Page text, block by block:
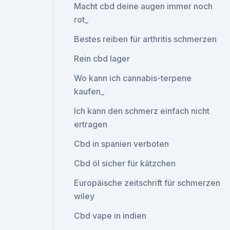
Macht cbd deine augen immer noch
rot_
Bestes reiben für arthritis schmerzen
Rein cbd lager
Wo kann ich cannabis-terpene
kaufen_
Ich kann den schmerz einfach nicht
ertragen
Cbd in spanien verboten
Cbd öl sicher für kätzchen
Europäische zeitschrift für schmerzen
wiley
Cbd vape in indien